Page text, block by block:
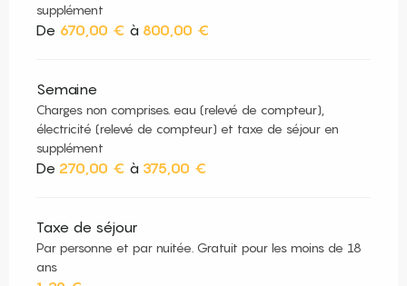
supplément
De 670,00 € à 800,00 €
Semaine
Charges non comprises. eau (relevé de compteur),
électricité (relevé de compteur) et taxe de séjour en
supplément
De 270,00 € à 375,00 €
Taxe de séjour
Par personne et par nuitée. Gratuit pour les moins de 18
ans